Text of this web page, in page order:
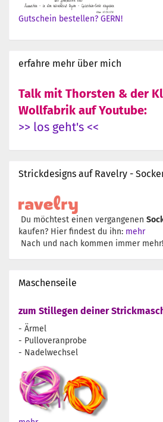
Gutschein bestellen? GERN!
erfahre mehr über mich
Talk mit Thorsten & der
Wollfabrik auf Youtube:
>> los geht's <<
Strickdesigns auf Ravelry -
Du möchtest einen vergangenen
kaufen? Hier findest du ihn: mehr
Nach und nach kommen immer
Maschenseile
zum Stillegen deiner
- Ärmel
- Pulloveranprobe
- Nadelwechsel